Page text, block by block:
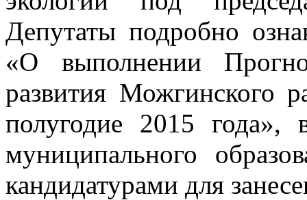
Депутаты подробно
«О выполнении
развития Можгинского
полугодие 2015 года»,
муниципального
кандидатурами для